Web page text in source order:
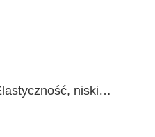
niski…